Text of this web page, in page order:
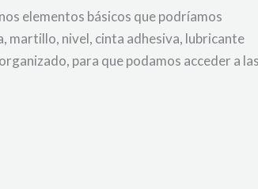
elementos básicos que podríamos
martillo, nivel, cinta adhesiva, lubricante
para que podamos acceder a las